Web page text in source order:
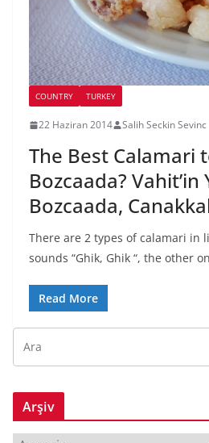
COUNTRY TURKEY
22 Haziran 2014 Salih Seckin Sevinc
The Best Calamari
Bozcaada? Vahit’in
Bozcaada,
There are 2 types of calamari in
sounds “Ghik, Ghik “, the other
Read More
Arşiv